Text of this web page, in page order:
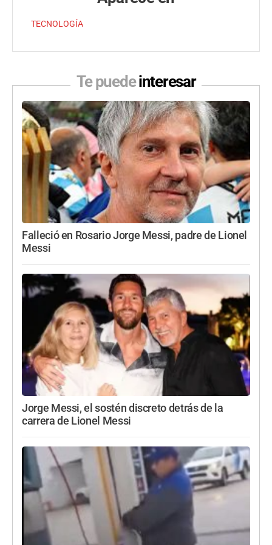
TECNOLOGÍA
Te puedeinteresar
Falleció en Rosario Jorge Messi, padre de Lionel
Messi
Jorge Messi, el sostén discreto detrás de la
carrera de Lionel Messi